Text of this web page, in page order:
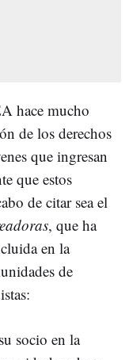
hace mucho
de los derechos
que ingresan
que estos
de citar sea el
, que ha
en la
de
socio en la